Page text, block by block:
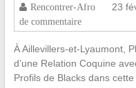
Rencontrer-Afro 23
de commentaire
À Aillevillers-et-Lyaumont,
d’une Relation Coquine
Profils de Blacks dans